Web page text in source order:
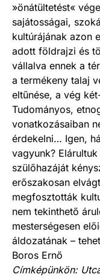
»önátültetést«
sajátosságai,
kultúrájának azon
adott földrajzi és
vállalva ennek a
a termékeny talaj
eltűnése, a vég
Tudományos,
vonatkozásaiban
érdekelni… Igen,
vagyunk?
szülőhazáját
erőszakosan
megfosztották
nem tekinthető
mesterségesen
áldozatának –
Boros Ernő
Címképünkön: